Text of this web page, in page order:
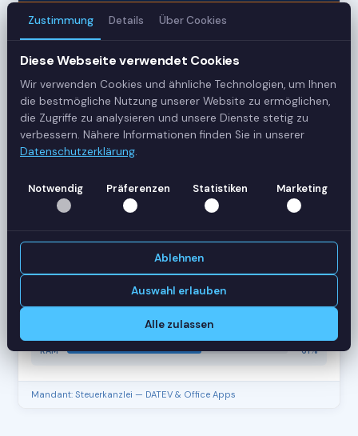
Server
42
Status
CPU
62%
RAM
61%
Mandant: Steuerkanzlei — DATEV & Office Apps
Zustimmung Details Über Cookies
Diese Webseite verwendet Cookies
Wir verwenden Cookies und ähnliche Technologien, um Ihnen
die bestmögliche Nutzung unserer Website zu ermöglichen,
die Zugriffe zu analysieren und unsere Dienste stetig zu
verbessern. Nähere Informationen finden Sie in unserer
Datenschutzerklärung.
Notwendig Präferenzen Statistiken Marketing
Ablehnen
Auswahl erlauben
Alle zulassen